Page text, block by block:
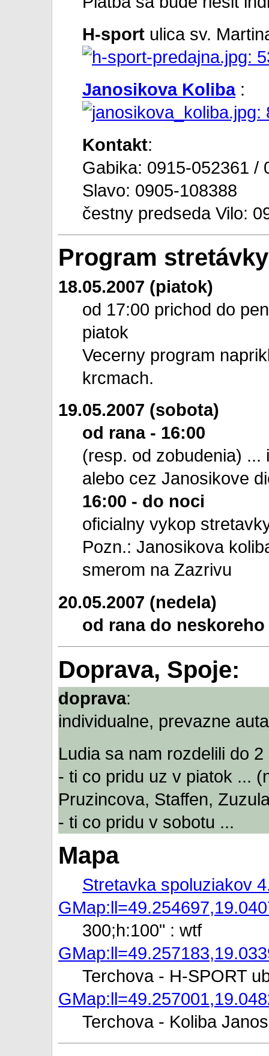
H-sport ulica sv.
Janosikova Koliba:
Kontakt:
Gabika: 0915-052361 /
Slavo: 0905-108388
čestny predseda Vilo:
Program stretávky
18.05.2007 (piatok)
od 17:00 prichod do
piatok
Vecerny program
krcmach.
19.05.2007 (sobota)
od rana - 16:00
(resp. od zobudenia) ...
alebo cez Janosikove
16:00 - do noci
oficialny vykop
Pozn.: Janosikova
smerom na Zazrivu
20.05.2007 (nedela)
od rana do
Doprava, Spoje:
doprava:
individualne, prevazne
Ludia sa nam rozdelili do
- ti co pridu uz v piatok ...
Pruzincova, Staffen,
- ti co pridu v sobotu ...
Mapa
Stretavka spoluziakov
300;h:100" : wtf
Terchova - H-SPORT
Terchova - Koliba